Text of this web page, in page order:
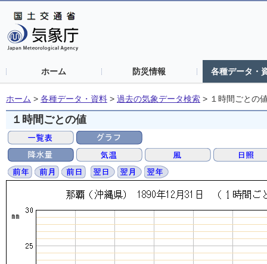
ホーム 防災情報 各種データ・
ホーム > 各種データ・資料 > 過去の気象データ検索 > １時間ごとの
１時間ごとの値